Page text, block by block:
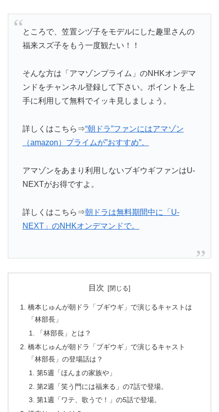
ところで、笠置シヅ子をモデルにした趣里さんの
福来スズ子をもう一度観たい！！
そんな方は「アマゾンプライム」のNHKオンデマ
ンドをチャンネル登録して下さい。ポイントを上
手に利用して無料でイッキ見しましょう。
詳しくはこちら⇒“朝ドラ”ファンにはアマゾン
（amazon）プライムが”おすすめ”。
アマゾンをあまり利用しないブギウギファンはU-
NEXTがお得ですよ。
詳しくはこちら⇒朝ドラは無料期間中に「U-
NEXT」のNHKオンデマンドで。
目次
橋本じゅんが朝ドラ「ブギウギ」で演じるキャストは
「林部長」
「林部長」とは？
橋本じゅんが朝ドラ「ブギウギ」で演じるキャスト
「林部長」の登場話は？
第5週「ほんまの家族や」
第2週「笑う門には福来る」の7話で登場。
第1週「ワテ、歌うで！」の5話で登場。